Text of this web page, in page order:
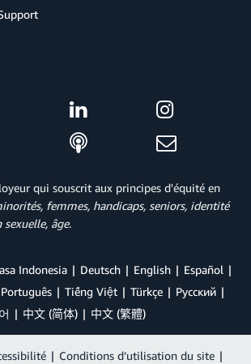
qui souscrit aux principes d'équité en
femmes, handicaps, seniors, identité
âge.
Indonesia Deutsch English
Español
Português Tiếng Việt Türkçe
Ρусский
中文 (简体) 中文 (繁體)
| Conditions d’utilisation du site |